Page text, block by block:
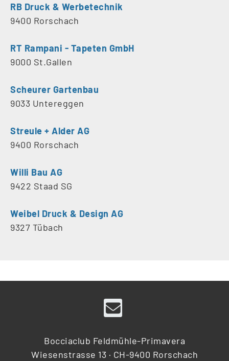
RB Druck & Werbetechnik
9400 Rorschach
RT Rampani - Tapeten GmbH
9000 St.Gallen
Scheurer Gartenbau
9033 Untereggen
Streule + Alder AG
9400 Rorschach
Willi Bau AG
9422 Staad SG
Weibel Druck & Design AG
9327 Tübach
Bocciaclub Feldmühle-Primavera
Wiesenstrasse 13 · CH-9400 Rorschach